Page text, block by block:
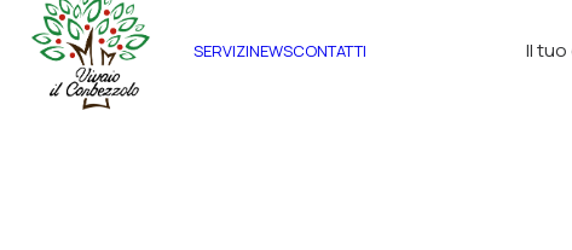
SERVIZINEWSCONTATTI Il